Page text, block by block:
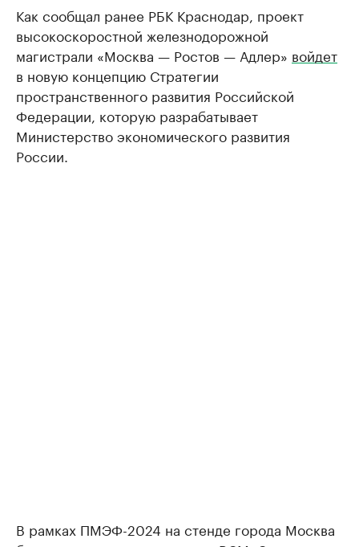
Как сообщал ранее РБК Краснодар, проект
высокоскоростной железнодорожной
магистрали «Москва — Ростов — Адлер» войдет
в новую концепцию Стратегии
пространственного развития Российской
Федерации, которую разрабатывает
Министерство экономического развития
России.
В рамках ПМЭФ-2024 на стенде города Москва